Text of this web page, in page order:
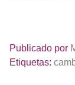
Publicado por
Etiquetas: